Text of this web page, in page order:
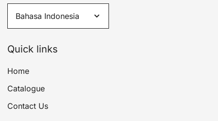
Quick links
Home
Catalogue
Contact Us